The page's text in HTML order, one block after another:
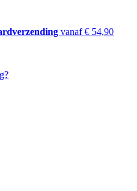
vanaf € 54,90